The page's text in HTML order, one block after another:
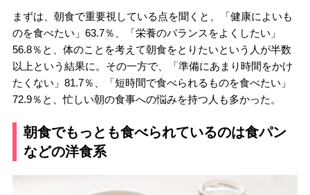
まずは、朝食で重要視している点を聞くと、「健康によいも
のを食べたい」63.7％、「栄養のバランスをよくしたい」
56.8％と、体のことを考えて朝食をとりたいという人が半数
以上という結果に。その一方で、「準備にあまり時間をかけ
たくない」81.7％、「短時間で食べられるものを食べたい」
72.9％と、忙しい朝の食事への悩みを持つ人も多かった。
朝食でもっとも食べられているのは食パン
などの洋食系